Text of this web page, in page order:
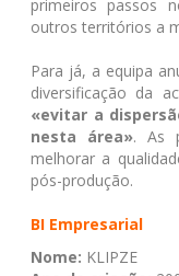
primeiros passos
outros territórios a
Para já, a equipa
diversificação da
«evitar a
nesta área». As
melhorar a
pós-produção.
BI Empresarial
Nome: KLIPZE